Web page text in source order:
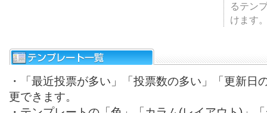
るテン
けます
・「最近投票が多い」「投票数の多い」「更新日
更できます。